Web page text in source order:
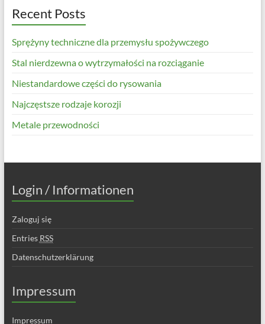
Recent Posts
Sprężyny techniczne dla przemysłu spożywczego
Stal nierdzewna o wytrzymałości na rozciąganie
Niestandardowe części do rysowania
Najczęstsze rodzaje korozji
Metale przewodności
Login / Informationen
Zaloguj się
Entries RSS
Datenschutzerklärung
Impressum
Impressum